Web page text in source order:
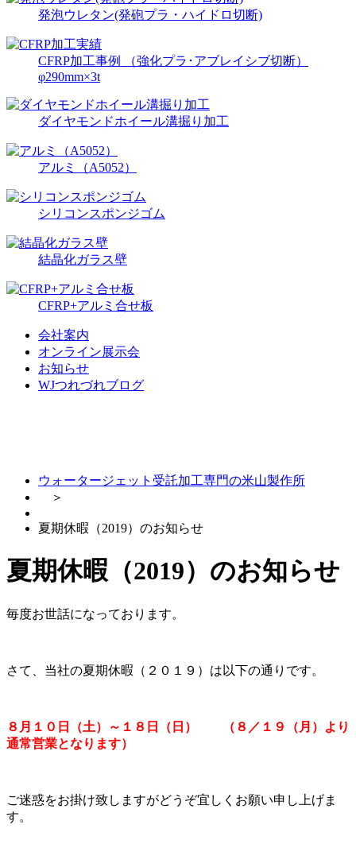
発泡ウレタン(発砲プラ・ハイドロ切断)
CFRP加工事例 （強化プラ･アブレイシブ切断）
φ290mm×3t
ダイヤモンドホイール溝掘り加工
アルミ（A5052）
シリコンスポンジゴム
結晶化ガラス壁
CFRP+アルミ合せ板
会社案内
オンライン展示会
お知らせ
WJつれづれブログ
ウォータージェット受託加工専門の米山製作所
＞
夏期休暇（2019）のお知らせ
夏期休暇（2019）のお知らせ
毎度お世話になっております。
さて、当社の夏期休暇（２０１９）は以下の通りです。
８月１０日（土）～１８日（日） （８／１９（月）より
通常営業となります）
ご迷惑をお掛け致しますがどうぞ宜しくお願い申し上げま
す。